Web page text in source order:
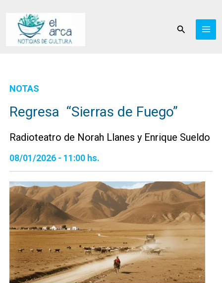
contenido
Buscar
NOTAS
Regresa “Sierras de Fuego”
Radioteatro de Norah Llanes y Enrique Sueldo
08/01/2026 - 11:00 hs.